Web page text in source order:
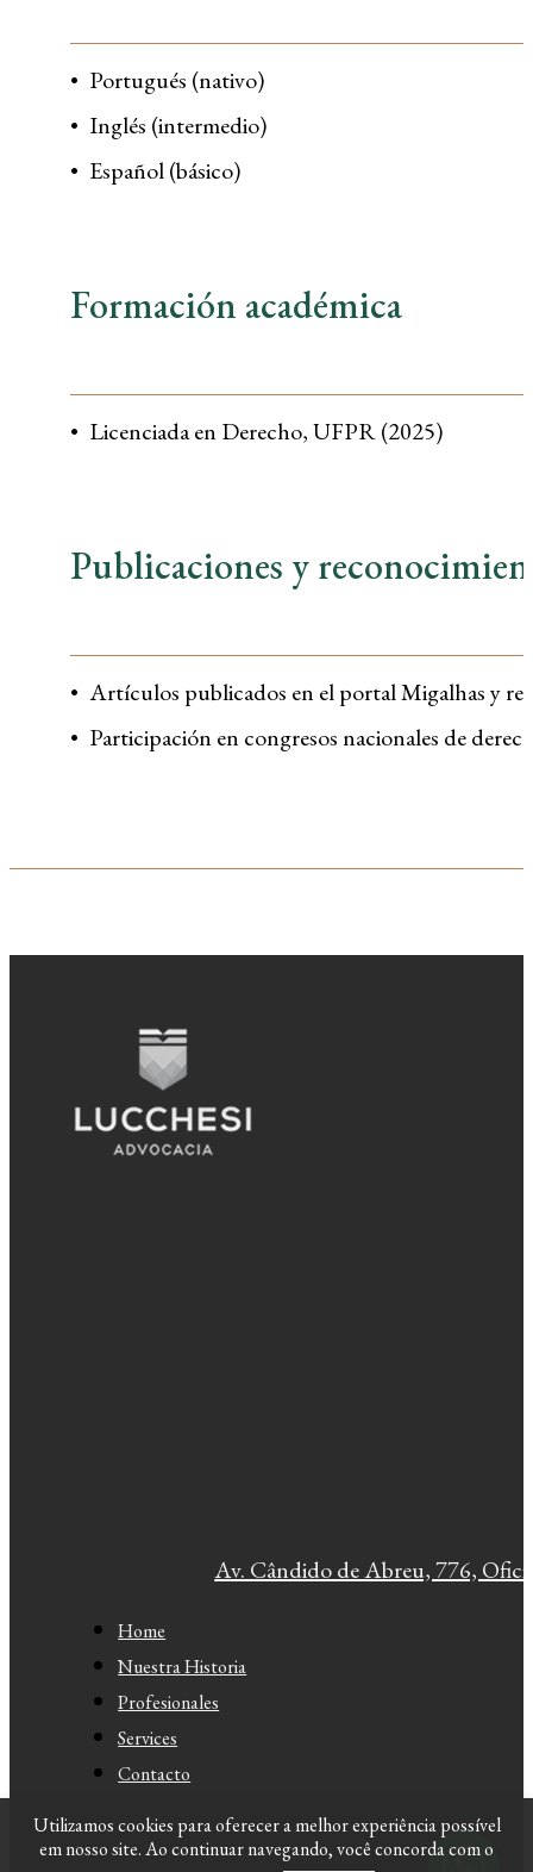
Portugués (nativo)
Inglés (intermedio)
Español (básico)
Formación académica
Licenciada en Derecho, UFPR (2025)
Publicaciones y
Artículos publicados en el portal Migalhas y
Participación en congresos nacionales de
Av. Cândido de Abreu, 776,
Home
Nuestra Historia
Profesionales
Services
Contacto
Utilizamos cookies para oferecer a melhor experiência possível
em nosso site. Ao continuar navegando, você concorda com o